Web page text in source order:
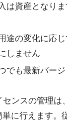
は資産となり
途の変化に応
しません
でも最新バー
センスの管理
に行えます。